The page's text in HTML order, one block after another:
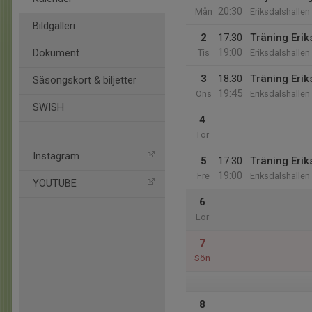
Bildgalleri
Dokument
Säsongskort & biljetter
SWISH
Instagram
YOUTUBE
Mån
20:30
Eriksdalshallen
2
Tis
17:30
19:00
Träning
Eriksdalshallen
3
Ons
18:30
19:45
Träning
Eriksdalshallen
4
Tor
5
Fre
17:30
19:00
Träning
Eriksdalshallen
6
Lör
7
Sön
8